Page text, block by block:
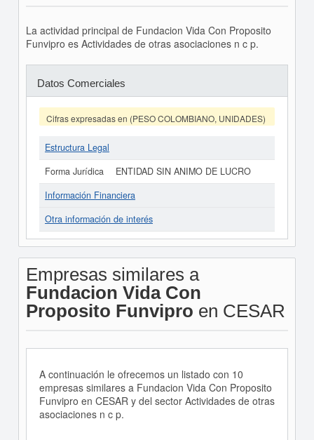
La actividad principal de Fundacion Vida Con Proposito
Funvipro es Actividades de otras asociaciones n c p.
Datos Comerciales
Cifras expresadas en (PESO COLOMBIANO, UNIDADES)
Estructura Legal
Forma Jurídica
ENTIDAD SIN ANIMO DE LUCRO
Información Financiera
Otra información de interés
Empresas similares a
Fundacion Vida Con
Proposito Funvipro en CESAR
A continuación le ofrecemos un listado con 10
empresas similares a Fundacion Vida Con Proposito
Funvipro en CESAR y del sector Actividades de otras
asociaciones n c p.